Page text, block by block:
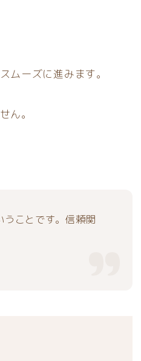
ムーズに進みます。
ん。
ことです。信頼関